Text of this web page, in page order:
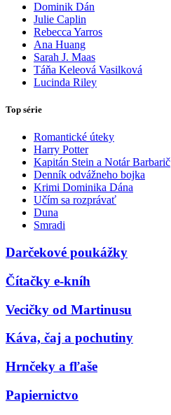
Dominik Dán
Julie Caplin
Rebecca Yarros
Ana Huang
Sarah J. Maas
Táňa Keleová Vasilková
Lucinda Riley
Top série
Romantické úteky
Harry Potter
Kapitán Stein a Notár Barbarič
Denník odvážneho bojka
Krimi Dominika Dána
Učím sa rozprávať
Duna
Smradi
Darčekové poukážky
Čítačky e-kníh
Vecičky od Martinusu
Káva, čaj a pochutiny
Hrnčeky a fľaše
Papiernictvo